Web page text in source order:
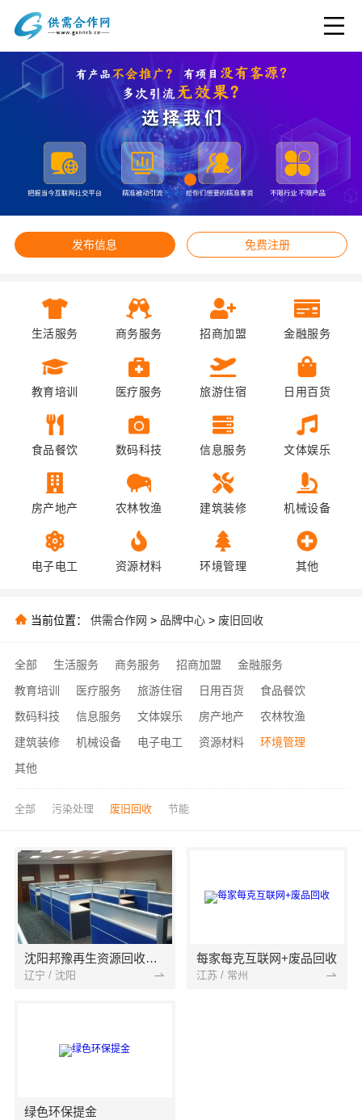
发布信息 免费注册
生活服务 商务服务 招商加盟 金融服务
教育培训 医疗服务 旅游住宿 日用百货
食品餐饮 数码科技 信息服务 文体娱乐
房产地产 农林牧渔 建筑装修 机械设备
电子电工 资源材料 环境管理 其他
当前位置： 供需合作网 > 品牌中心 > 废旧回收
全部 生活服务 商务服务 招商加盟
金融服务
教育培训
医疗服务 旅游住宿 日用百货
食品餐饮
数码科技
信息服务 文体娱乐 房产地产
农林牧渔
建筑装修
机械设备 电子电工 资源材料
环境管理
其他
全部 污染处理 废旧回收 节能
沈阳邦豫再生资源回收有限公司
辽宁 / 沈阳
每家每克互联网+废品回收
江苏 / 常州
绿色环保提金